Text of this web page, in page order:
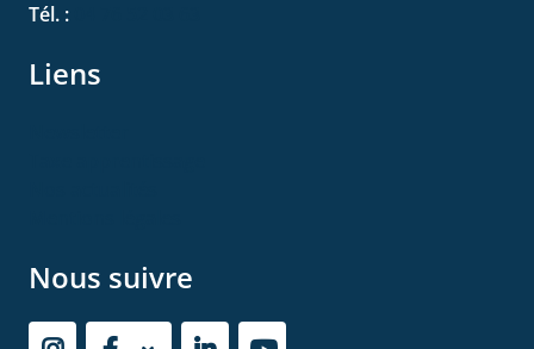
Tél. :
Liens
Nous suivre